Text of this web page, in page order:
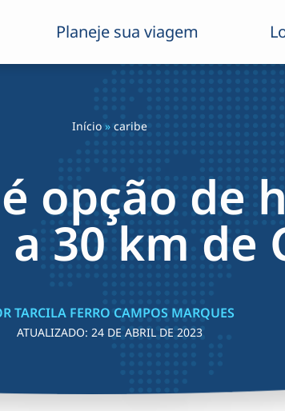
Planeje sua viagem
Início » caribe
opção de
30 km de
TARCILA FERRO CAMPOS MARQUES
ATUALIZADO: 24 DE ABRIL DE 2023